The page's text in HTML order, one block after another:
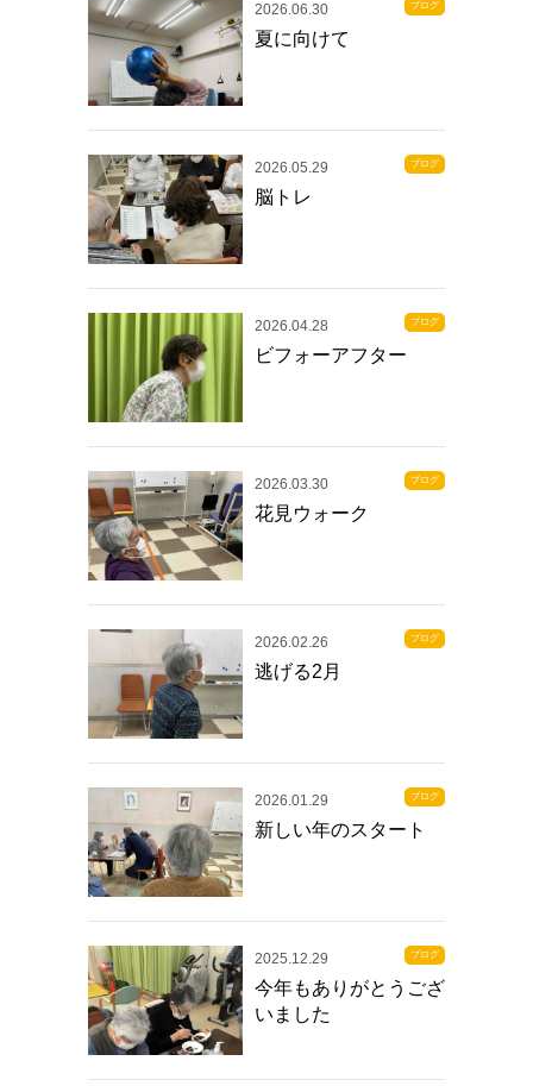
2026.06.30 ブログ
夏に向けて
2026.05.29 ブログ
脳トレ
2026.04.28 ブログ
ビフォーアフター
2026.03.30 ブログ
花見ウォーク
2026.02.26 ブログ
逃げる2月
2026.01.29 ブログ
新しい年のスタート
2025.12.29 ブログ
今年もありがとうござ
いました